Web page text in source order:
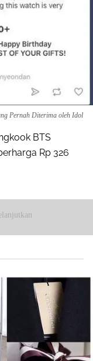
Pernah Diterima oleh Idol
BTS
Rp 326